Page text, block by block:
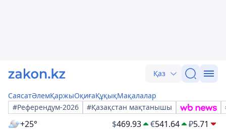
Қаз
СаясатӘлемҚаржыОқиғаҚұқықМақалалар
#Референдум-2026
#Қазақстан мақтанышы
+25° $469.93 €541.64 ₽5.71